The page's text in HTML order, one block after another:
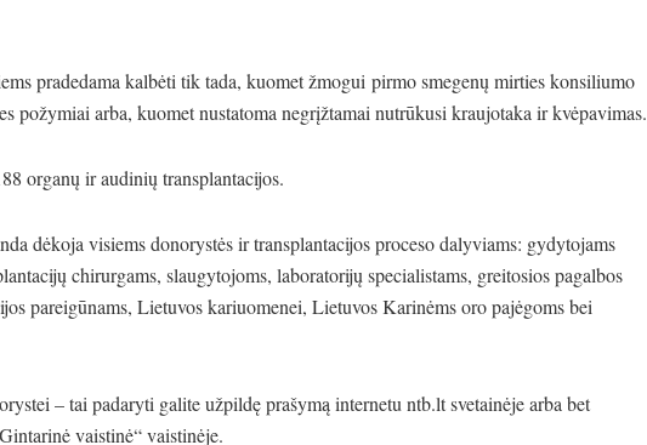
pradedama kalbėti tik tada, kuomet žmogui pirmo smegenų mirties konsiliumo
požymiai arba, kuomet nustatoma negrįžtamai nutrūkusi kraujotaka ir kvėpavimas.
organų ir audinių transplantacijos.
dėkoja visiems donorystės ir transplantacijos proceso dalyviams: gydytojams
chirurgams, slaugytojoms, laboratorijų specialistams, greitosios pagalbos
pareigūnams, Lietuvos kariuomenei, Lietuvos Karinėms oro pajėgoms bei
– tai padaryti galite užpildę prašymą internetu ntb.lt svetainėje arba bet
vaistinė“ vaistinėje.